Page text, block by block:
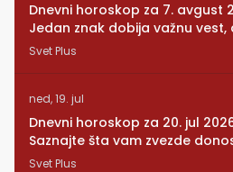
Dnevni horoskop za 7. avgust
Jedan znak dobija važnu vest,
se vraća osoba iz prošlosti
Svet Plus
ned, 19. jul
Dnevni horoskop za 20. jul
Saznajte šta vam zvezde
ponedeljka
Svet Plus